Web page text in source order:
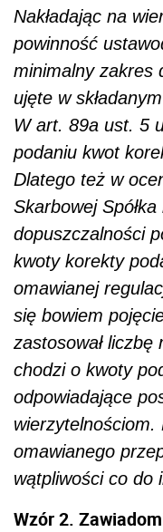
Nakładając na
powinność
minimalny zakres
ujęte w
W art. 89a ust. 5
podaniu kwot
Dlatego też w
Skarbowej Spółka
dopuszczalności
kwoty korekty
omawianej
się bowiem
zastosował
chodzi o kwoty
odpowiadające
omawianego
wątpliwości co do
Wzór 2.